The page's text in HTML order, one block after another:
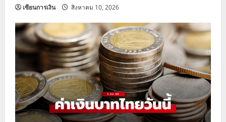
เซียนการเงิน สิงหาคม 10, 2026